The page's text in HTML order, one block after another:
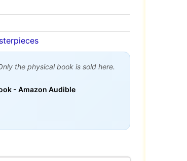
the physical book is sold here.
- Amazon Audible